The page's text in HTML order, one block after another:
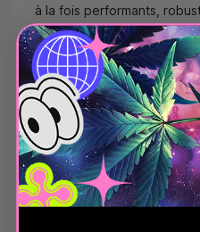
à la fois performants,
marquants.
Chez Le CBD Discount,
bongs Black Sheep pour
leur capacité à offrir une
optimale, session après
Une marque
qualité